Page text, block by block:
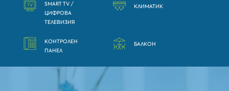
SMART TV /
ЦИФРОВА
ТЕЛЕВИЗИЯ
КЛИМАТИК
КОНТРОЛЕН
ПАНЕЛ
БАЛКОН